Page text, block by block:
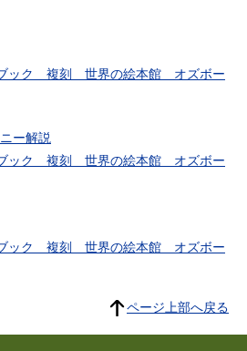
ブック 複刻 世界の絵本館 オズボー
ー解説
ブック 複刻 世界の絵本館 オズボー
ブック 複刻 世界の絵本館 オズボー
ページ上部へ戻る